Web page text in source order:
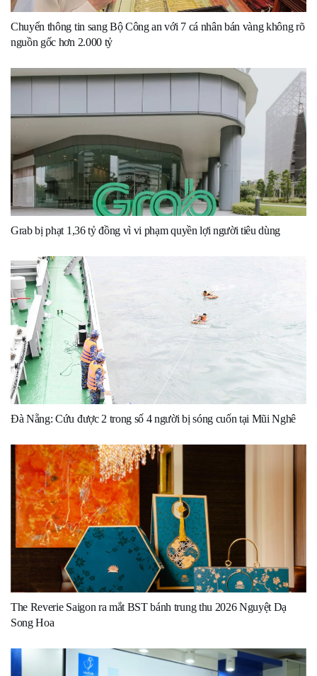
Chuyển thông tin sang Bộ Công an với 7 cá nhân bán vàng không rõ
nguồn gốc hơn 2.000 tỷ
Grab bị phạt 1,36 tỷ đồng vì vi phạm quyền lợi người tiêu dùng
Đà Nẵng: Cứu được 2 trong số 4 người bị sóng cuốn tại Mũi Nghê
The Reverie Saigon ra mắt BST bánh trung thu 2026 Nguyệt Dạ
Song Hoa